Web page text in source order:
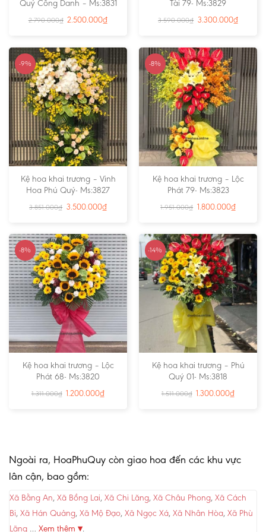
Quý Công Danh – Ms:3831
2.790.000₫ 2.500.000₫
Tài 79- Ms:3829
3.590.000₫ 3.300.000₫
-9%
Kệ hoa khai trương – Vinh
Hoa Phú Quý- Ms:3827
3.851.000₫ 3.500.000₫
-8%
Kệ hoa khai trương – Lộc
Phát 79- Ms:3823
1.951.000₫ 1.800.000₫
-8%
Kệ hoa khai trương – Lộc
Phát 68- Ms:3820
1.311.000₫ 1.200.000₫
-14%
Kệ hoa khai trương – Phú
Quý 01- Ms:3818
1.511.000₫ 1.300.000₫
Ngoài ra, HoaPhuQuy còn giao hoa đến các khu vực
lân cận, bao gồm:
Xã Bằng An, Xã Bồng Lai, Xã Chi Lăng, Xã Châu Phong, Xã Cách
Bi, Xã Hán Quảng, Xã Mộ Đạo, Xã Ngọc Xá, Xã Nhân Hòa, Xã Phù
Lãng … Xem thêm ▾.